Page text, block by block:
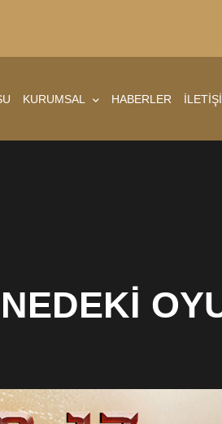
KURUMSAL HABERLER